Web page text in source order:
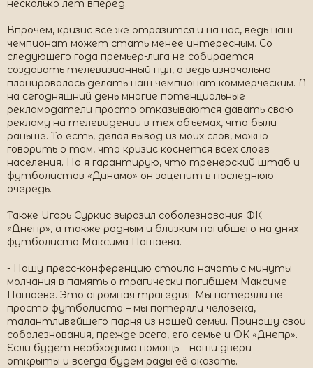
несколько лет вперед.
Впрочем, кризис все же отразится и на нас, ведь наш
чемпионат может стать менее интересным. Со
следующего года премьер-лига не собирается
создавать телевизионный пул, а ведь изначально
планировалось делать наш чемпионат коммерческим. А
на сегодняшний день многие потенциальные
рекламодатели просто отказываются давать свою
рекламу на телевидении в тех объемах, что были
раньше. То есть, делая вывод из моих слов, можно
говорить о том, что кризис коснется всех слоев
населения. Но я гарантирую, что тренерский штаб и
футболистов «Динамо» он зацепит в последнюю
очередь.
Также Игорь Суркис выразил соболезнования ФК
«Днепр», а также родным и близким погибшего на днях
футболиста Максима Пашаева.
- Нашу пресс-конференцию стоило начать с минуты
молчания в память о трагически погибшем Максиме
Пашаеве. Это огромная трагедия. Мы потеряли не
просто футболиста – мы потеряли человека,
талантливейшего парня из нашей семьи. Приношу свои
соболезнования, прежде всего, его семье и ФК «Днепр».
Если будет необходима помощь – наши двери
открыты и всегда будем рады её оказать.